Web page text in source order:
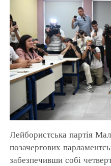
Лейбористська партія
позачергових
забезпечивши собі